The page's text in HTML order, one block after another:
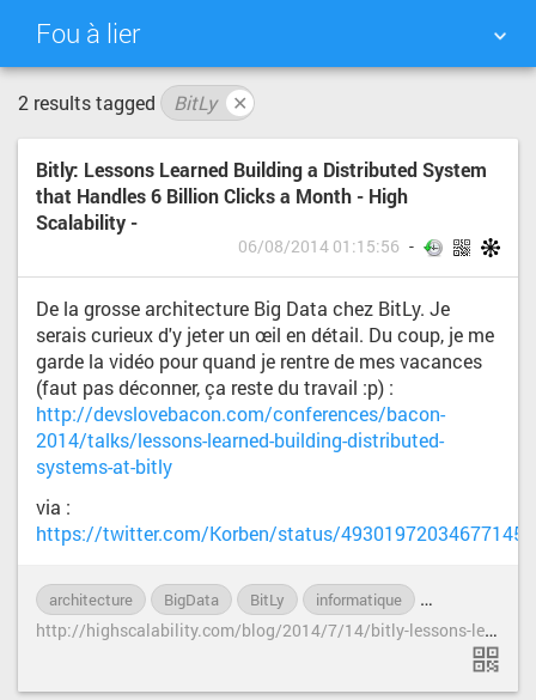
Fou à lier
NUAGE DE TAGS
QUOTIDIEN RECHERCHER
2 results tagged BitLy ✕
Bitly: Lessons Learned Building a Distributed System
that Handles 6 Billion Clicks a Month - High
Scalability -
06/08/2014 01:15:56
De la grosse architecture Big Data chez BitLy. Je
serais curieux d'y jeter un œil en détail. Du coup, je me
garde la vidéo pour quand je rentre de mes vacances
(faut pas déconner, ça reste du travail :p) :
http://devslovebacon.com/conferences/bacon-
2014/talks/lessons-learned-building-distributed-
systems-at-bitly
via :
https://twitter.com/Korben/status/493019720346771456
architecture BigData BitLy informatique
h
ttp://highscalability.com/blog/2014/7/14/bitly-lessons-learned-building-a-distributed-system-that-han.html